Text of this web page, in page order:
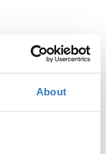
About
λήξει.